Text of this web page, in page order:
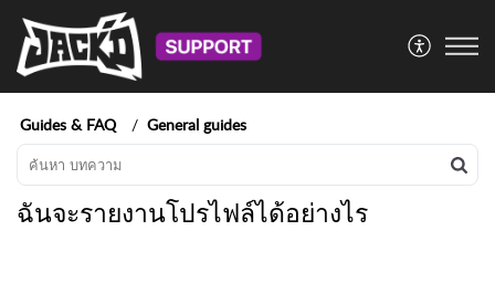
Guides & FAQ General guides
ฉันจะรายงานโปรไฟล์ได้อย่างไร